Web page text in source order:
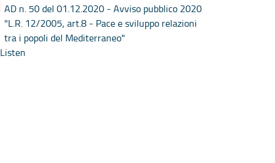
AD n. 50 del 01.12.2020 - Avviso pubblico 2020
"L.R. 12/2005, art.8 - Pace e sviluppo relazioni
tra i popoli del Mediterraneo"
Listen